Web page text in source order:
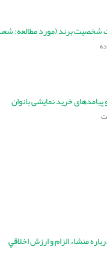
شخصیت برند (مورد مطالعه:
خرید نمایشی بانوان
منشاء الزام و ارزش اخلاقي